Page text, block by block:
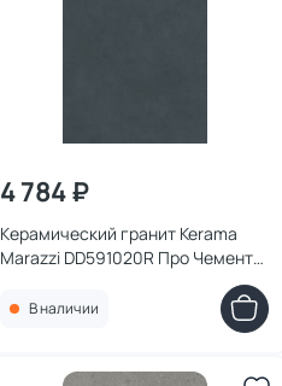
4 784 ₽
Керамический гранит Kerama
Marazzi DD591020R Про Чементо
синий темный матовый обрезной
119,5x238,5x0,9
В наличии